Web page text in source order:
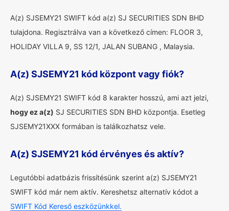
A(z) SJSEMY21 SWIFT kód a(z) SJ SECURITIES SDN BHD
tulajdona. Regisztrálva van a következő címen: FLOOR 3,
HOLIDAY VILLA 9, SS 12/1, JALAN SUBANG , Malaysia.
A(z) SJSEMY21 kód központ vagy fiók?
A(z) SJSEMY21 SWIFT kód 8 karakter hosszú, ami azt jelzi,
hogy ez a(z) SJ SECURITIES SDN BHD központja. Esetleg
SJSEMY21XXX formában is találkozhatsz vele.
A(z) SJSEMY21 kód érvényes és aktív?
Legutóbbi adatbázis frissítésünk szerint a(z) SJSEMY21
SWIFT kód már nem aktív. Kereshetsz alternatív kódot a
SWIFT Kód Kereső eszközünkkel.